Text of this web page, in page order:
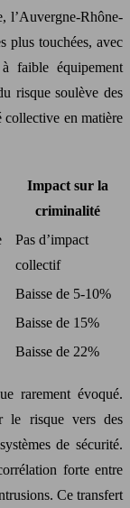
l’Auvergne-Rhône-
plus touchées, avec
faible équipement
risque soulève des
collective en matière
Impact sur la
criminalité
Pas d’impact
collectif
Baisse de 5-10%
Baisse de 15%
Baisse de 22%
rarement évoqué.
le risque vers des
de sécurité.
forte entre
Ce transfert